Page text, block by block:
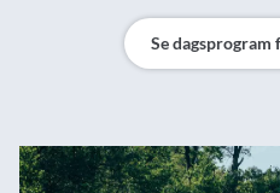
Se dagsprogram